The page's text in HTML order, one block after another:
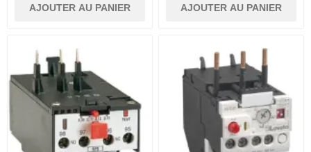
AJOUTER AU PANIER AJOUTER AU PANIER